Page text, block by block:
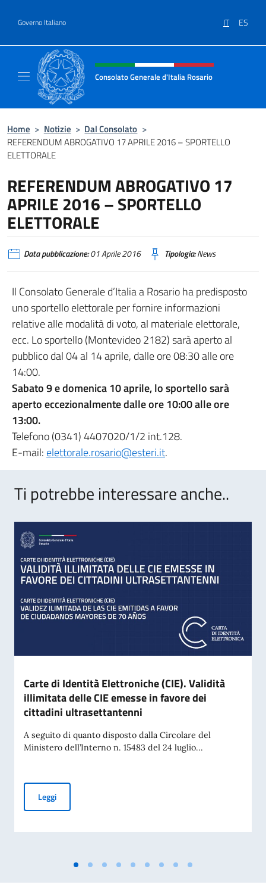
Governo Italiano IT ES
Intestazione sito, social e menù
Consolato Generale d'Italia Rosario
Home > Notizie > Dal Consolato >
REFERENDUM ABROGATIVO 17 APRILE 2016 – SPORTELLO
ELETTORALE
REFERENDUM ABROGATIVO 17
APRILE 2016 – SPORTELLO
ELETTORALE
Data pubblicazione:01 Aprile 2016 Tipologia:News
Il Consolato Generale d’Italia a Rosario ha predisposto
uno sportello elettorale per fornire informazioni
relative alle modalità di voto, al materiale elettorale,
ecc. Lo sportello (Montevideo 2182) sarà aperto al
pubblico dal 04 al 14 aprile, dalle ore 08:30 alle ore
14:00.
Sabato 9 e domenica 10 aprile, lo sportello sarà
aperto eccezionalmente dalle ore 10:00 alle ore
13:00.
Telefono (0341) 4407020/1/2 int.128.
E-mail: elettorale.rosario@esteri.it.
Ti potrebbe interessare anche..
Carte di Identità Elettroniche (CIE). Validità
illimitata delle CIE emesse in favore dei
cittadini ultrasettantenni
A seguito di quanto disposto dalla Circolare del
Ministero dell’Interno n. 15483 del 24 luglio...
LeggiCarte di Identità Elettroniche (CIE). Validità illimitata